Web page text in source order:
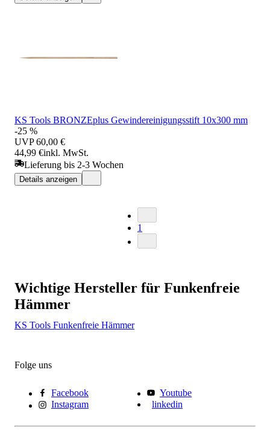
KS Tools BRONZEplus Gewindereinigungsstift 10x300 mm
-25 %
UVP 60,00 €
44,99 €inkl. MwSt.
Lieferung bis 2-3 Wochen
Details anzeigen
1
Wichtige Hersteller für Funkenfreie
Hämmer
KS Tools Funkenfreie Hämmer
Folge uns
Facebook
Youtube
Instagram
linkedin